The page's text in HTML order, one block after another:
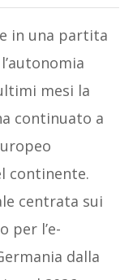
in una partita
mesi la
continuato a
continente.
centrata sui
per l’e-
dalla